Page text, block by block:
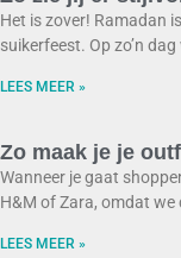
Het is zover! Ramadan
suikerfeest. Op zo’n
LEES MEER »
Zo maak je je
Wanneer je gaat
H&M of Zara, omdat we
LEES MEER »